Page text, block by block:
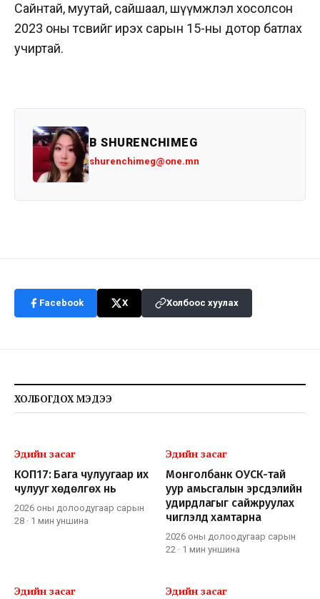
Сайнтай, муутай, сайшаал, шүүмжлэл хосолсон
2023 оны төсвийг ирэх сарын 15-ны дотор батлах
учиртай.
B SHURENCHIMEG
shurenchimeg@one.mn
Facebook X Холбоос хуулах
ХОЛБОГДОХ МЭДЭЭ
Эдийн засаг
КОП17: Бага чулуугаар их
чулууг хөдөлгөх нь
2026 оны долоодугаар сарын
28 · 1 мин уншина
Эдийн засаг
Монголбанк ОУСК-тай
уур амьсгалын эрсдэлийн
удирдлагыг сайжруулах
чиглэлд хамтарна
2026 оны долоодугаар сарын
22 · 1 мин уншина
Эдийн засаг
Эдийн засаг